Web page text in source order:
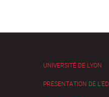
UNIVERSITÉ DE LYON
PRÉSENTATION DE L'ED